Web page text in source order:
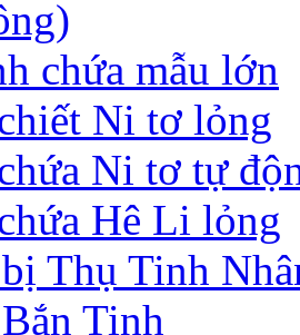
chứa mẫu lớn
Ni tơ lỏng
Ni tơ tự
Hê Li lỏng
Thụ Tinh
Tinh